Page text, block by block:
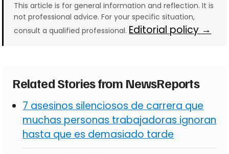
This article is for general information and reflection. It is
not professional advice. For your specific situation,
consult a qualified professional. Editorial policy →
Related Stories from NewsReports
7 asesinos silenciosos de carrera que
muchas personas trabajadoras ignoran
hasta que es demasiado tarde